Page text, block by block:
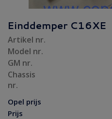
Einddemper C16XE
Artikel nr.
Model nr.
GM nr.
Chassis
nr.
Opel prijs
Prijs